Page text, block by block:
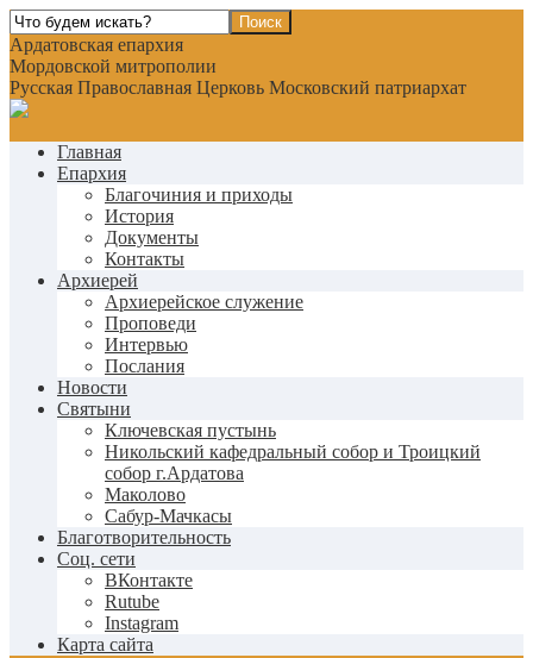
Ардатовская епархия
Мордовской митрополии
Русская Православная Церковь Московский патриархат
Главная
Епархия
Благочиния и приходы
История
Документы
Контакты
Архиерей
Архиерейское служение
Проповеди
Интервью
Послания
Новости
Святыни
Ключевская пустынь
Никольский кафедральный собор и Троицкий
собор г.Ардатова
Маколово
Сабур-Мачкасы
Благотворительность
Соц. сети
ВКонтакте
Rutube
Instagram
Карта сайта